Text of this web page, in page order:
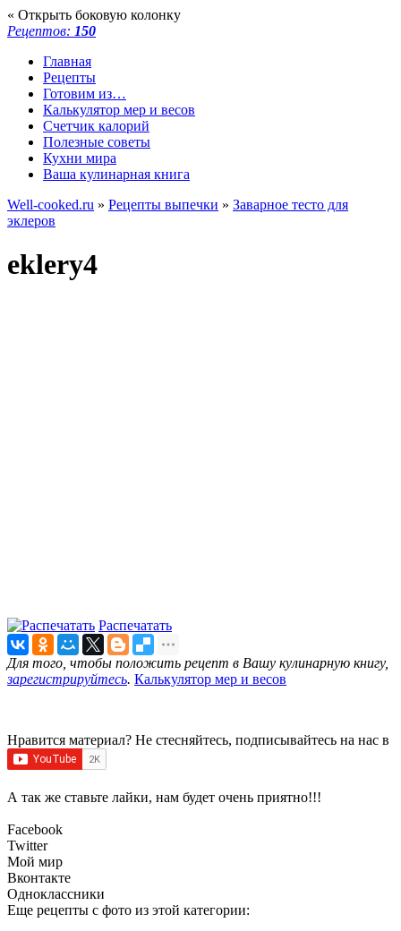
« Открыть боковую колонку
Рецептов: 150
Главная
Рецепты
Готовим из…
Калькулятор мер и весов
Счетчик калорий
Полезные советы
Кухни мира
Ваша кулинарная книга
Well-cooked.ru » Рецепты выпечки » Заварное тесто для
эклеров
eklery4
Распечатать
Для того, чтобы положить рецепт в Вашу кулинарную книгу,
зарегистрируйтесь. Калькулятор мер и весов
Нравится материал? Не стесняйтесь, подписывайтесь на нас в
А так же ставьте лайки, нам будет очень приятно!!!
Facebook
Twitter
Мой мир
Вконтакте
Одноклассники
Еще рецепты с фото из этой категории: